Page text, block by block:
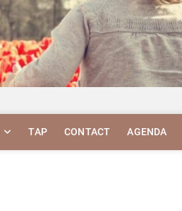
TAP CONTACT AGENDA